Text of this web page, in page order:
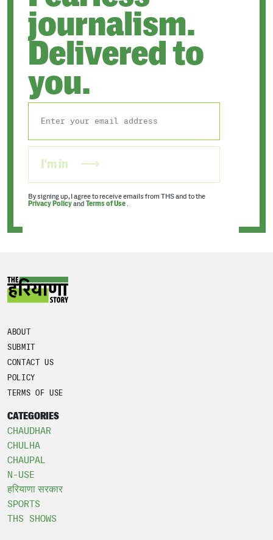
journalism.
Delivered to
you.
I'm in
By signing up, I agree to receive emails from THS and to the
Privacy Policyand Terms of Use .
ABOUT
SUBMIT
CONTACT US
POLICY
TERMS OF USE
CATEGORIES
CHAUDHAR
CHULHA
CHAUPAL
N-USE
हरियाणा सरकार
SPORTS
THS SHOWS